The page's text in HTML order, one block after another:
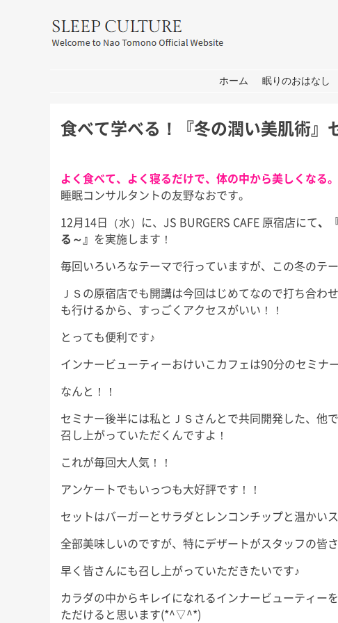
ホーム 眠りのおはなし
食べて学べる！『冬の潤い美肌術』
よく食べて、よく寝るだけで、体の中から美しくなる。
睡眠コンサルタントの友野なおです。
12月14日（水）に、JS BURGERS CAFE 原宿店にて、
る～』 を実施します！
毎回いろいろなテーマで行っていますが、この冬のテ
ＪＳの原宿店でも開講は今回はじめてなので打ち合
も行けるから、すっごくアクセスがいい！！
とっても便利です♪
インナービューティーおけいこカフェは90分のセミナ
なんと！！
セミナー後半には私とＪＳさんとで共同開発した、他
召し上がっていただくんですよ！
これが毎回大人気！！
アンケートでもいっつも大好評です！！
セットはバーガーとサラダとレンコンチップと温かい
全部美味しいのですが、特にデザートがスタッフの皆
早く皆さんにも召し上がっていただきたいです♪
カラダの中からキレイになれるインナービューティー
ただけると思います(*^▽^*)
おしごと
皆さん、こんにちは。 打ち合わ
せ→撮影→取材な1日。 秋には新
しいプロジェクトもいくつかスタ
ートします！ 大学院の研究活動
にもこれまで以上に本腰を入れ
て、ここから2022年の終わりま
で益々全力疾走です！ 週末の台
風、みな […]
皆さん、こんにちは。
もコロナの心配があっ
家は遠出しないと決め
休み前半は軽井沢、後半
少しのんびりめに過ごし
ば！」と […]